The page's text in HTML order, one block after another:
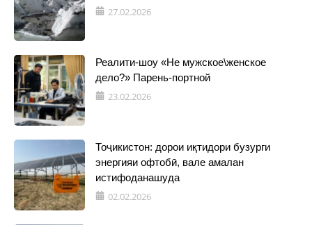
27.02.2026
Реалити-шоу «Не мужское\женское
дело?» Парень-портной
23.02.2026
Тоҷикистон: дорои иқтидори бузурги
энергияи офтобӣ, вале амалан
истифоданашуда
02.02.2026